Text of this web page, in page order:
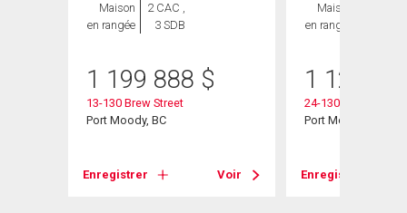
Maison
en rangée
2 CAC ,
3 SDB
1 199 888 $
13-130 Brew Street
Port Moody, BC
Enregistrer Voir
Maison
en rangée
1 124
24-130 Brew Street
Port Moody, BC
Enregistrer